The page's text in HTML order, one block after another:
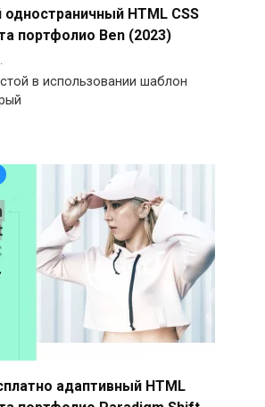
HTML CSS
портфолио Ben (2023)
в использовании шаблон
адаптивный HTML